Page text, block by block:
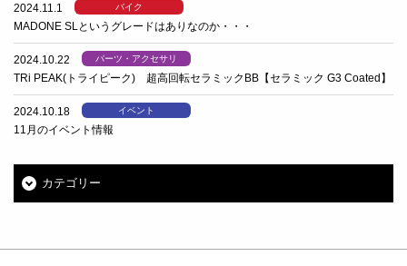
2024.11.1 バイク
MADONE SLというグレードはありなのか・・・
2024.10.22 パーツ・アクセサリ
TRi PEAK(トライピーク) 超高回転セラミックBB【セラミック G3 Coated】
2024.10.18 イベント
11月のイベント情報
カテゴリー